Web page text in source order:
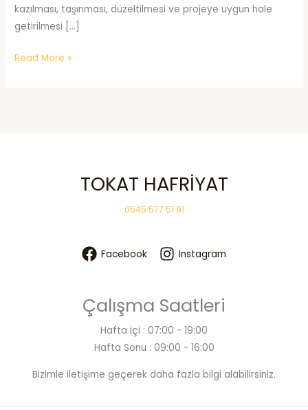
kazılması, taşınması, düzeltilmesi ve projeye uygun hale
getirilmesi […]
Tokat
Read More »
TOKAT HAFRİYAT
0545 577 51 91
Facebook Instagram
Çalışma Saatleri
Hafta içi : 07:00 - 19:00
Hafta Sonu : 09:00 - 16:00
Bizimle iletişime geçerek daha fazla bilgi alabilirsiniz.